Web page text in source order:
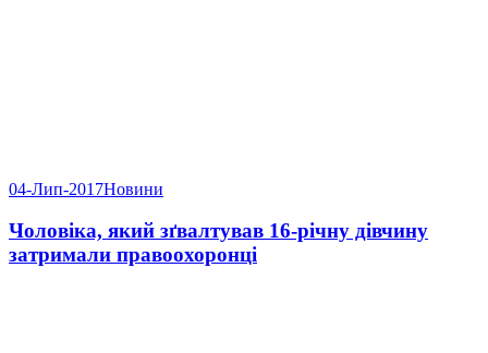
04-Лип-2017Новини
Чоловіка, який зґвалтував 16-річну дівчину
затримали правоохоронці